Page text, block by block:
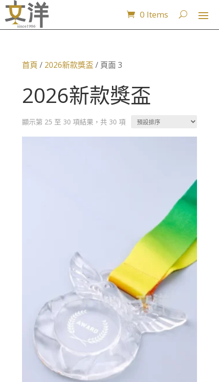
0 Items
首頁 / 2026新款獎盃 / 頁面 3
2026新款獎盃
顯示第 25 至 30 項結果，共 30 項